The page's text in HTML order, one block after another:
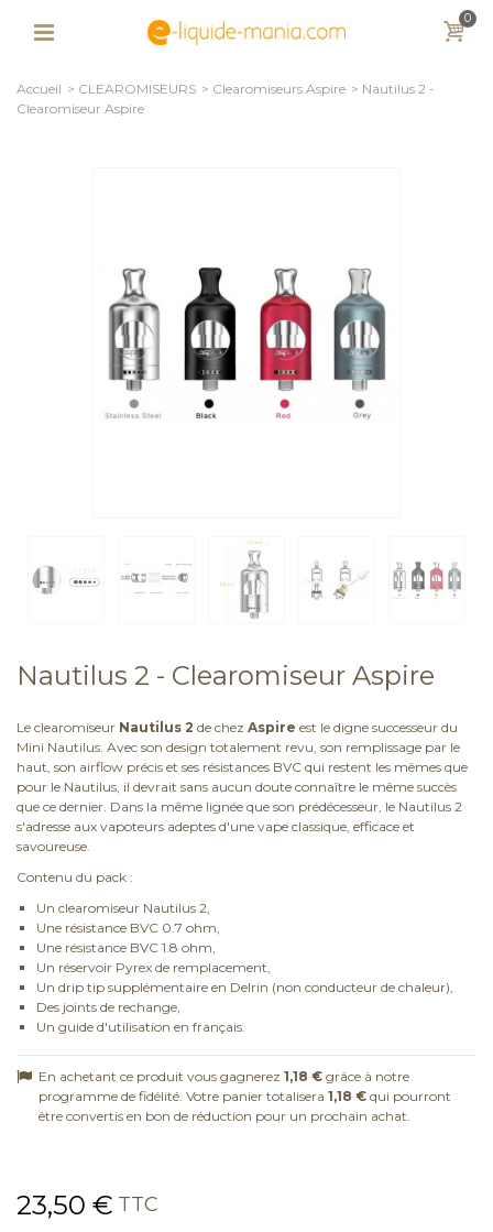
0
Accueil > CLEAROMISEURS > Clearomiseurs Aspire > Nautilus 2 -
Clearomiseur Aspire
Nautilus 2 - Clearomiseur Aspire
Le clearomiseur Nautilus 2 de chez Aspire est le digne successeur du
Mini Nautilus. Avec son design totalement revu, son remplissage par le
haut, son airflow précis et ses résistances BVC qui restent les mêmes que
pour le Nautilus, il devrait sans aucun doute connaître le même succès
que ce dernier. Dans la même lignée que son prédécesseur, le Nautilus 2
s'adresse aux vapoteurs adeptes d'une vape classique, efficace et
savoureuse.
Contenu du pack :
Un clearomiseur Nautilus 2,
Une résistance BVC 0.7 ohm,
Une résistance BVC 1.8 ohm,
Un réservoir Pyrex de remplacement,
Un drip tip supplémentaire en Delrin (non conducteur de chaleur),
Des joints de rechange,
Un guide d'utilisation en français.
En achetant ce produit vous gagnerez 1,18 € grâce à notre
programme de fidélité. Votre panier totalisera 1,18 € qui pourront
être convertis en bon de réduction pour un prochain achat.
23,50 € TTC